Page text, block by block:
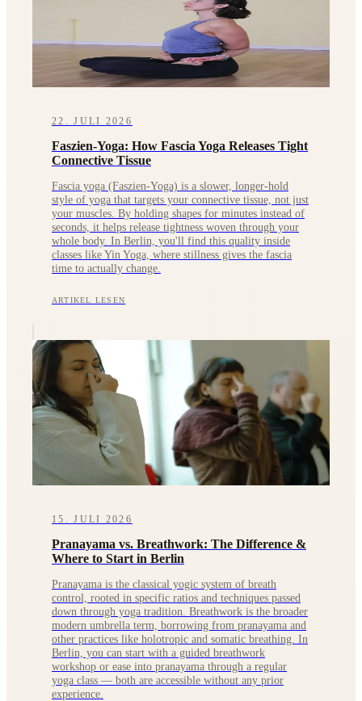
22. JULI 2026
Faszien-Yoga: How Fascia Yoga Releases Tight
Connective Tissue
Fascia yoga (Faszien-Yoga) is a slower, longer-hold
style of yoga that targets your connective tissue, not just
your muscles. By holding shapes for minutes instead of
seconds, it helps release tightness woven through your
whole body. In Berlin, you'll find this quality inside
classes like Yin Yoga, where stillness gives the fascia
time to actually change.
ARTIKEL LESEN
15. JULI 2026
Pranayama vs. Breathwork: The Difference &
Where to Start in Berlin
Pranayama is the classical yogic system of breath
control, rooted in specific ratios and techniques passed
down through yoga tradition. Breathwork is the broader
modern umbrella term, borrowing from pranayama and
other practices like holotropic and somatic breathing. In
Berlin, you can start with a guided breathwork
workshop or ease into pranayama through a regular
yoga class — both are accessible without any prior
experience.